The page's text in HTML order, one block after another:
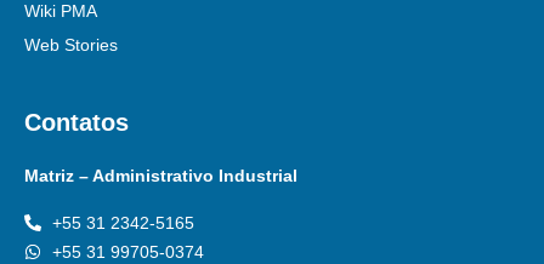
Wiki PMA
Web Stories
Contatos
Matriz – Administrativo Industrial
+55 31 2342-5165
+55 31 99705-0374